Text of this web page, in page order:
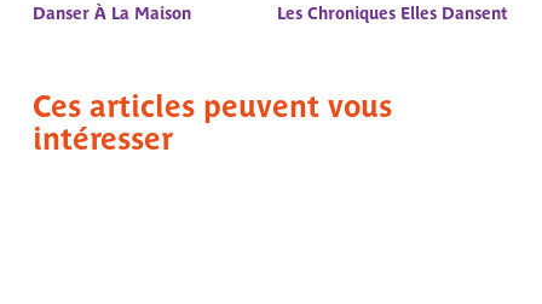
Danser À La Maison Les Chroniques Elles Dansent
Ces articles peuvent vous
intéresser